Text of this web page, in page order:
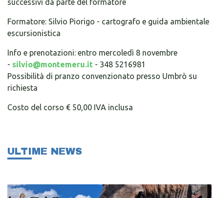
successivi da parte del formatore
Formatore: Silvio Piorigo - cartografo e guida ambientale
escursionistica
Info e prenotazioni: entro mercoledì 8 novembre
- silvio@montemeru.it - 348 5216981
Possibilità di pranzo convenzionato presso Umbrò su
richiesta
Costo del corso € 50,00 IVA inclusa
ULTIME NEWS